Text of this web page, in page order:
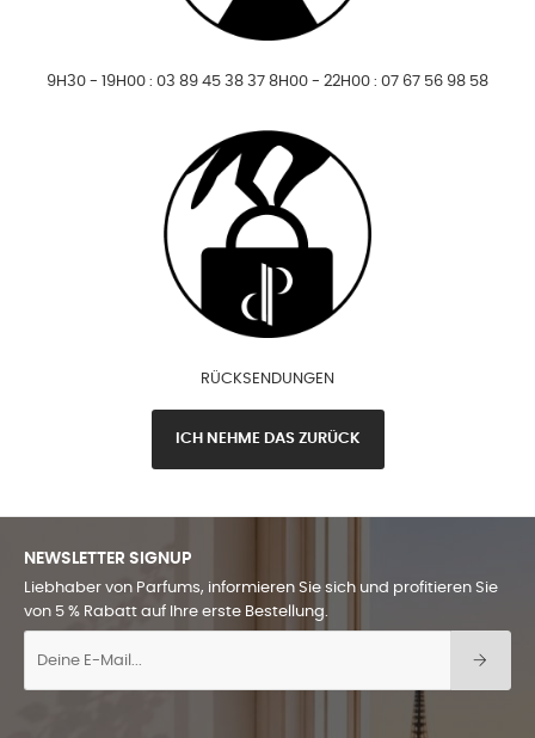
9H30 - 19H00 : 03 89 45 38 37 8H00 - 22H00 : 07 67 56 98 58
RÜCKSENDUNGEN
ICH NEHME DAS ZURÜCK
NEWSLETTER SIGNUP
Liebhaber von Parfums, informieren Sie sich und profitieren Sie
von 5 % Rabatt auf Ihre erste Bestellung.